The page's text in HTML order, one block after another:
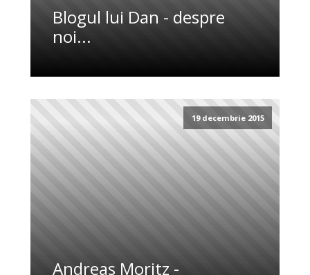
Blogul lui Dan - despre
noi...
19 decembrie 2015
Andreas Moritz -